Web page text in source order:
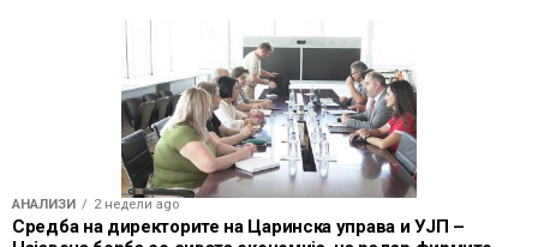
АНАЛИЗИ 2 недели ago
Средба на директорите на Царинска управа и УЈП –